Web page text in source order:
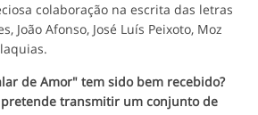
colaboração na escrita das letras
João Afonso, José Luís Peixoto, Moz
de Amor" tem sido bem recebido?
transmitir um conjunto de